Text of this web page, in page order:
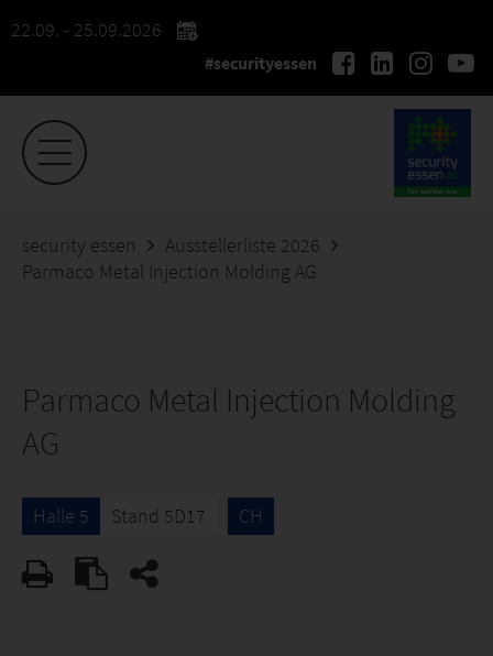
22.09. - 25.09.2026
#securityessen
security essen
Ausstellerliste 2026
Parmaco Metal Injection Molding AG
Parmaco Metal Injection Molding
AG
Halle 5 Stand 5D17 CH